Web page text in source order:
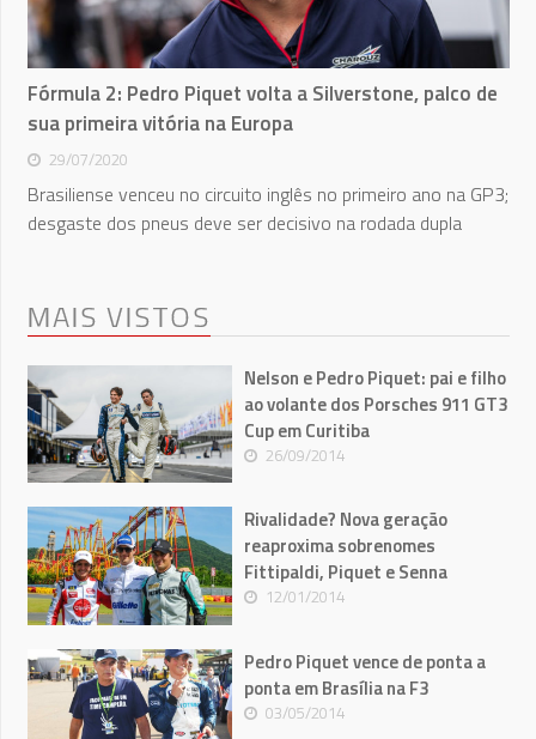
Fórmula 2: Pedro Piquet volta a Silverstone, palco de
sua primeira vitória na Europa
29/07/2020
Brasiliense venceu no circuito inglês no primeiro ano na GP3;
desgaste dos pneus deve ser decisivo na rodada dupla
MAIS VISTOS
Nelson e Pedro Piquet: pai e filho
ao volante dos Porsches 911 GT3
Cup em Curitiba
26/09/2014
Rivalidade? Nova geração
reaproxima sobrenomes
Fittipaldi, Piquet e Senna
12/01/2014
Pedro Piquet vence de ponta a
ponta em Brasília na F3
03/05/2014